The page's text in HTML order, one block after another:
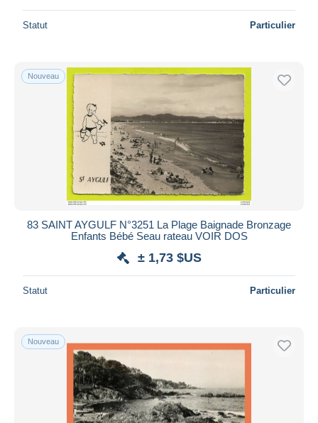
Statut Particulier
Nouveau
83 SAINT AYGULF N°3251 La Plage Baignade Bronzage
Enfants Bébé Seau rateau VOIR DOS
± 1,73 $US
Statut Particulier
Nouveau